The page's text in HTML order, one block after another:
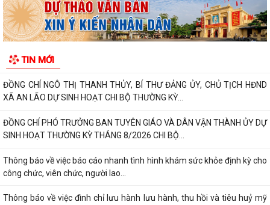
TIN MỚI
XÃ AN LÃO GIAO BAN CÔNG TÁC CẢI CÁCH HÀNH CHÍNH QUÝ III NĂM
2026
NĂM 2026.
ĐỒNG CHÍ NGÔ THỊ THANH THỦY, BÍ THƯ ĐẢNG ỦY, CHỦ TỊCH HĐND
XÃ AN LÃO DỰ SINH HOẠT CHI BỘ THƯỜNG KỲ...
ĐỒNG CHÍ PHÓ TRƯỞNG BAN TUYÊN GIÁO VÀ DÂN VẬN THÀNH ỦY DỰ
SINH HOẠT THƯỜNG KỲ THÁNG 8/2026 CHI BỘ...
Thông báo về việc báo cáo nhanh tình hình khám sức khỏe định kỳ cho
công chức, viên chức, người lao...
Thông báo về việc đình chỉ lưu hành lưu hành, thu hồi và tiêu huỷ mỹ